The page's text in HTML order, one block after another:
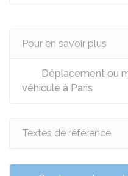
Pour en savoir plus
Déplacement ou
véhicule à Paris
Textes de référence